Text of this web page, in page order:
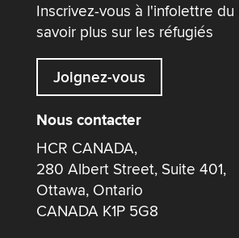
Inscrivez-vous à l'infolettre du
savoir plus sur les réfugiés
Joignez-vous
Nous contacter
HCR CANADA,
280 Albert Street, Suite 401,
Ottawa, Ontario
CANADA K1P 5G8